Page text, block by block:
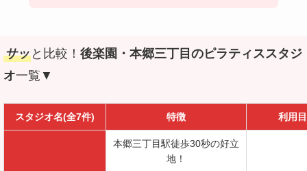
サッ と比較！ 後楽園・本郷三丁目のピラティススタジ
オ一覧▼
スタジオ名(全7件) 特徴 利用
本郷三丁目駅徒歩30秒の好立
地！